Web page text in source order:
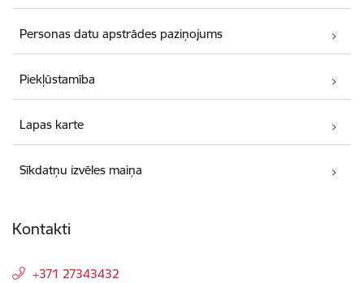
Personas datu apstrādes paziņojums
Piekļūstamība
Lapas karte
Sīkdatņu izvēles maiņa
Kontakti
+371 27343432